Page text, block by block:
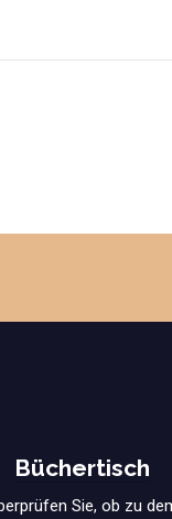
Büchertisch
Sie, ob zu